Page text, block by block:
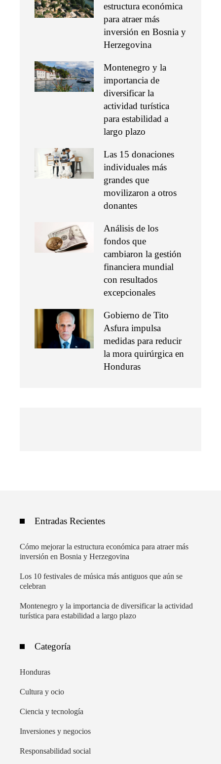
estructura económica
para atraer más
inversión en Bosnia y
Herzegovina
Montenegro y la
importancia de
diversificar la
actividad turística
para estabilidad a
largo plazo
Las 15 donaciones
individuales más
grandes que
movilizaron a otros
donantes
Análisis de los
fondos que
cambiaron la gestión
financiera mundial
con resultados
excepcionales
Gobierno de Tito
Asfura impulsa
medidas para reducir
la mora quirúrgica en
Honduras
Entradas Recientes
Cómo mejorar la estructura económica para atraer más
inversión en Bosnia y Herzegovina
Los 10 festivales de música más antiguos que aún se
celebran
Montenegro y la importancia de diversificar la actividad
turística para estabilidad a largo plazo
Categoría
Honduras
Cultura y ocio
Ciencia y tecnología
Inversiones y negocios
Responsabilidad social